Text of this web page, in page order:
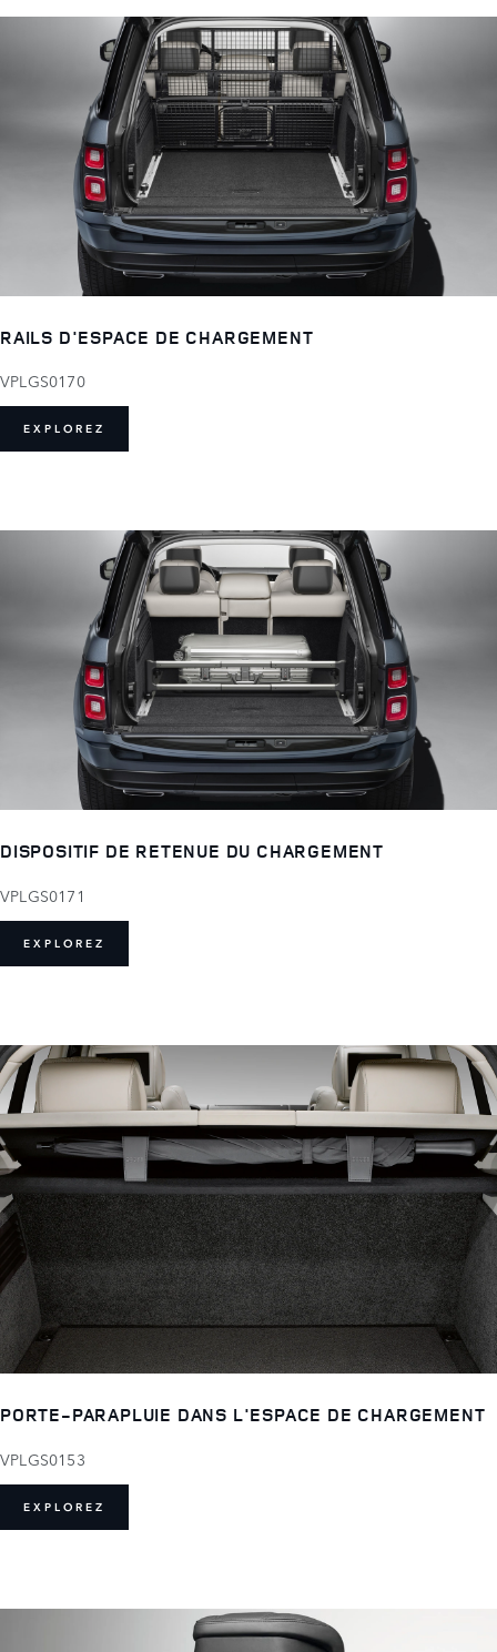
RAILS D'ESPACE DE CHARGEMENT
VPLGS0170
EXPLOREZ
DISPOSITIF DE RETENUE DU CHARGEMENT
VPLGS0171
EXPLOREZ
PORTE-PARAPLUIE DANS L'ESPACE DE CHARGEMENT
VPLGS0153
EXPLOREZ